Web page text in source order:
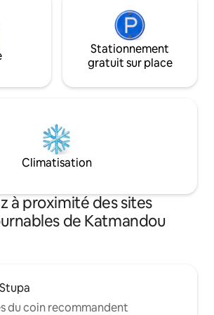
Stationnement
gratuit sur place
Climatisation
à proximité des sites
de Katmandou
du coin recommandent